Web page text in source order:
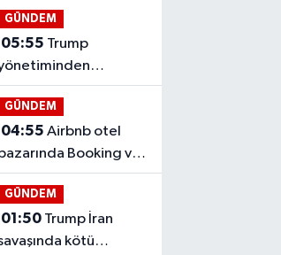
GÜNDEM
05:55
vizelerine
sosyal medya taraması
GÜNDEM
04:55 Airbnb otel
Booking ve
yaklaşıyor
GÜNDEM
01:50
kötü